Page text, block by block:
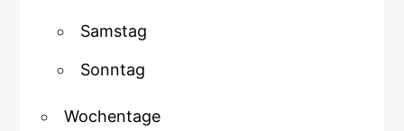
Samstag
Sonntag
Wochentage